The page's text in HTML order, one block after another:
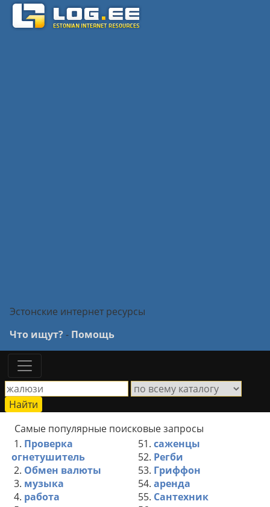
Эстонские интернет ресурсы
Что ищут?- Помощь
Самые популярные поисковые запросы
1. Проверка
огнетушитель
2. Обмен валюты
3. музыка
4. работа
51. саженцы
52. Регби
53. Гриффон
54. аренда
55. Сантехник